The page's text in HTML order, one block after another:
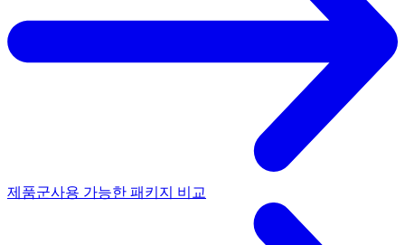
제품군사용 가능한 패키지 비교